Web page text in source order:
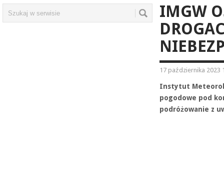
IMGW
17 października 2023
Instytut
pogodowe pod
podróżowanie z